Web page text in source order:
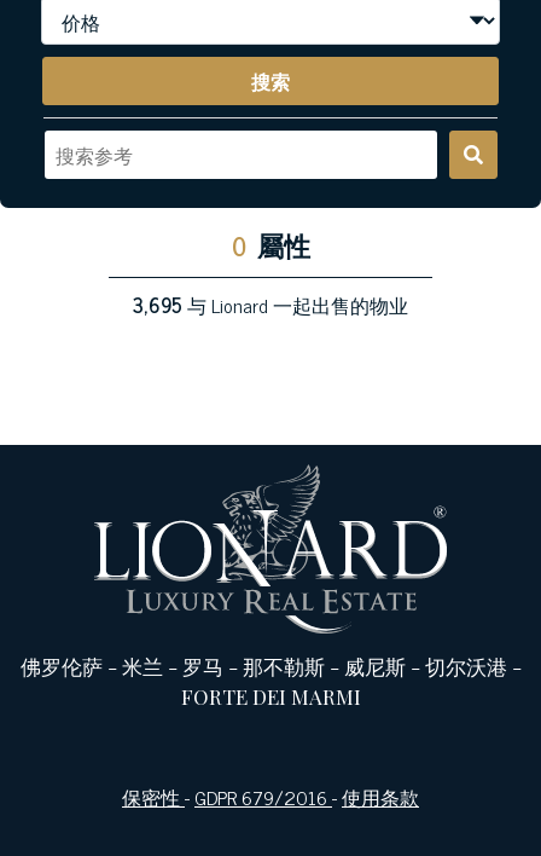
搜索
0 屬性
3,695与 Lionard 一起出售的物业
佛罗伦萨-米兰 - 罗马 -那不勒斯- 威尼斯-切尔沃港 -
FORTE DEI MARMI
保密性-GDPR 679/2016-使用条款